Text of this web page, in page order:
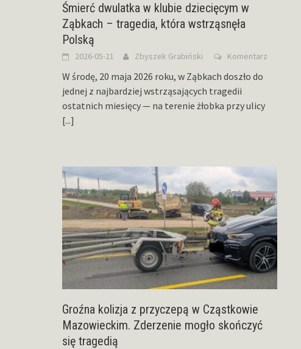
Śmierć dwulatka w klubie dziecięcym w
Ząbkach – tragedia, która wstrząsnęła
Polską
2026-05-21 Zbyszek Grabiński Komentarz
W środę, 20 maja 2026 roku, w Ząbkach doszło do
jednej z najbardziej wstrząsających tragedii
ostatnich miesięcy — na terenie żłobka przy ulicy
[...]
Groźna kolizja z przyczepą w Cząstkowie
Mazowieckim. Zderzenie mogło skończyć
się tragedią